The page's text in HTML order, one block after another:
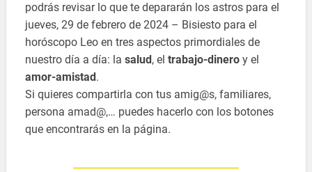
podrás revisar lo que te depararán los astros para el
jueves, 29 de febrero de 2024 – Bisiesto para el
horóscopo Leo en tres aspectos primordiales de
nuestro día a día: lasalud , eltrabajo-dinero y el
amor-amistad .
Si quieres compartirla con tus amig@s, familiares,
persona amad@,… puedes hacerlo con los botones
que encontrarás en la página.